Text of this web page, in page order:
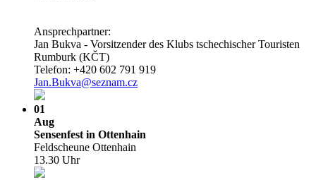
Ansprechpartner:
Jan Bukva - Vorsitzender des Klubs tschechischer Touristen
Rumburk (KČT)
Telefon: +420 602 791 919
Jan.Bukva@seznam.cz
01
Aug
Sensenfest in Ottenhain
Feldscheune Ottenhain
13.30 Uhr